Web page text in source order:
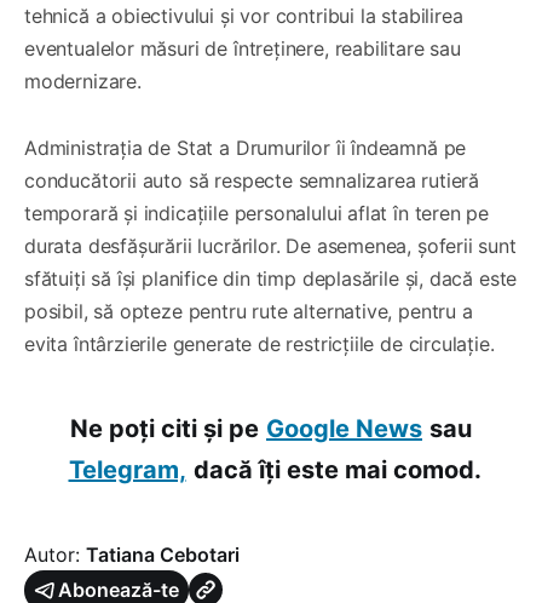
tehnică a obiectivului și vor contribui la stabilirea
eventualelor măsuri de întreținere, reabilitare sau
modernizare.
Administrația de Stat a Drumurilor îi îndeamnă pe
conducătorii auto să respecte semnalizarea rutieră
temporară și indicațiile personalului aflat în teren pe
durata desfășurării lucrărilor. De asemenea, șoferii sunt
sfătuiți să își planifice din timp deplasările și, dacă este
posibil, să opteze pentru rute alternative, pentru a
evita întârzierile generate de restricțiile de circulație.
Ne poți citi și pe Google News sau
Telegram, dacă îți este mai comod.
Autor: Tatiana Cebotari
Abonează-te